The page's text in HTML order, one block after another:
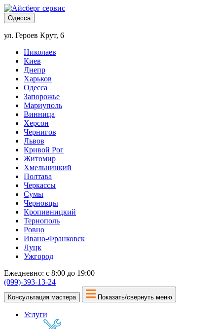
Одесса
ул. Героев Крут, 6
Николаев
Киев
Днепр
Харьков
Одесса
Запорожье
Мариуполь
Винница
Херсон
Чернигов
Львов
Кривой Рог
Житомир
Хмельницкий
Полтава
Черкассы
Сумы
Черновцы
Кропивницкий
Тернополь
Ровно
Ивано-Франковск
Луцк
Ужгород
Ежедневно: с 8:00 до 19:00
(099)-393-13-24
Консультация мастера Показать/свернуть меню
Услуги